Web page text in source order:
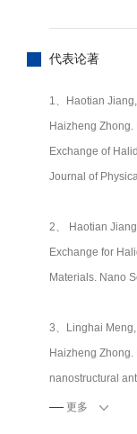
代表论著
1、Haotian
Haizheng
Exchange of
Journal of
2、 Haotian
Exchange for
Materials. Nano
3、Linghai
Haizheng
nanostructural
composite films
更多